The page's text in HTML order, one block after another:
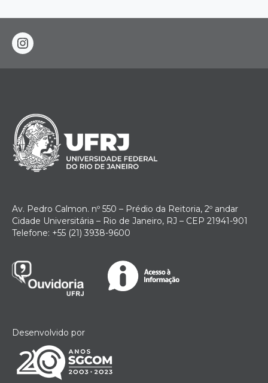
instagram
Av. Pedro Calmon. nº 550 – Prédio da Reitoria, 2º andar
Cidade Universitária – Rio de Janeiro, RJ – CEP 21941-901
Telefone: +55 (21) 3938-9600
Desenvolvido por